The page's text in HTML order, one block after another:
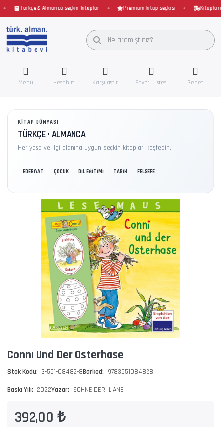
Türkçe & Almanca seçkin kitaplar Premium kitap seçkisi
Menü Hesabım Karşılaştır Favori Listesi Sepet
KITAP DÜNYASI
TÜRKÇE · ALMANCA
Her yaşa ve ilgi alanına uygun seçkin kitapları keşfedin.
EDEBİYAT ÇOCUK DİL EĞİTİMİ TARİH FELSEFE
Connı Und Der Osterhase
Stok Kodu: 3-551-08482-8Barkod: 9783551084828
Baskı Yılı: 2022Yazar: SCHNEIDER, LIANE
392,00 ₺